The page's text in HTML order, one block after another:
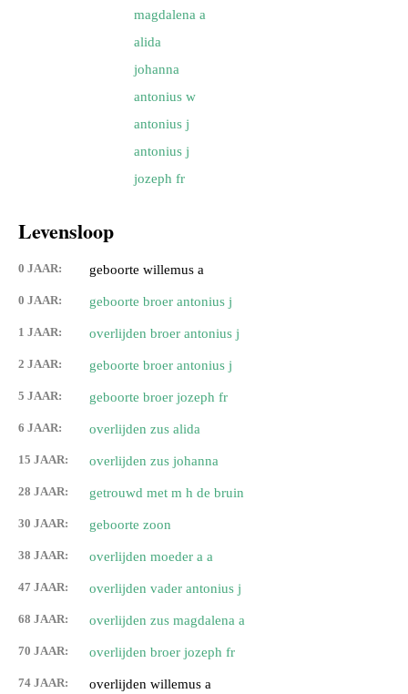
magdalena a
alida
johanna
antonius w
antonius j
antonius j
jozeph fr
Levensloop
0 JAAR: geboorte willemus a
0 JAAR: geboorte broer antonius j
1 JAAR: overlijden broer antonius j
2 JAAR: geboorte broer antonius j
5 JAAR: geboorte broer jozeph fr
6 JAAR: overlijden zus alida
15 JAAR: overlijden zus johanna
28 JAAR: getrouwd met m h de bruin
30 JAAR: geboorte zoon
38 JAAR: overlijden moeder a a
47 JAAR: overlijden vader antonius j
68 JAAR: overlijden zus magdalena a
70 JAAR: overlijden broer jozeph fr
74 JAAR: overlijden willemus a